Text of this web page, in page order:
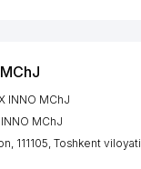
INNO MChJ
INNO MChJ
111105, Toshkent viloyati